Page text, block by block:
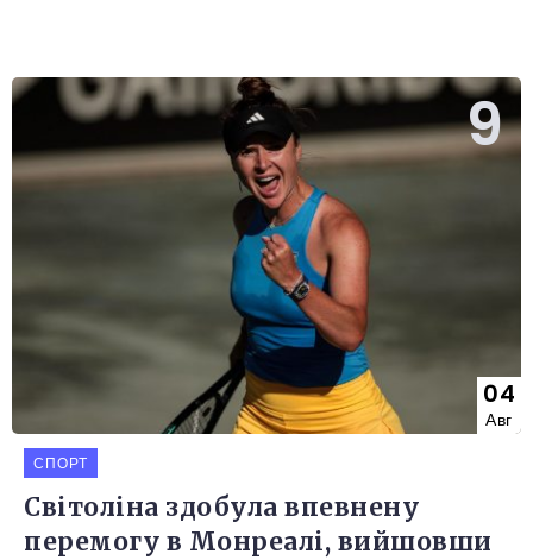
04
Авг
СПОРТ
Світоліна здобула впевнену
перемогу в Монреалі, вийшовши